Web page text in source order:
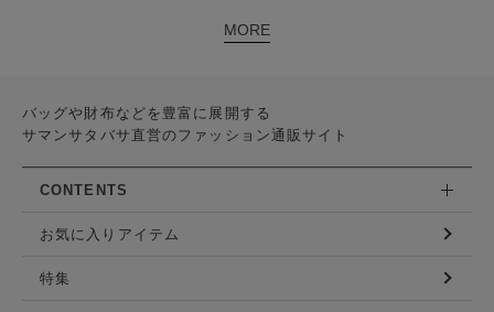
MORE
バッグや財布などを豊富に展開する
サマンサタバサ直営のファッション通販サイト
CONTENTS
お気に入りアイテム
特集